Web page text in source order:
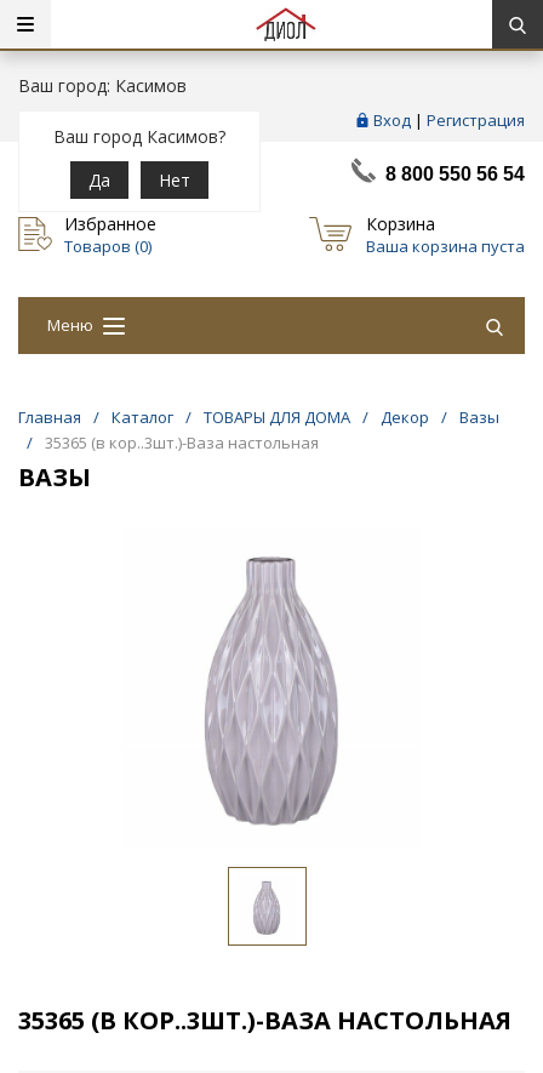
Ваш город: Касимов
Ваш город Касимов?
Да
Нет
Вход | Регистрация
8 800 550 56 54
Избранное
Товаров (0)
Корзина
Ваша корзина пуста
Меню
Главная / Каталог / ТОВАРЫ ДЛЯ ДОМА / Декор / Вазы
/ 35365 (в кор..3шт.)-Ваза настольная
ВАЗЫ
35365 (В КОР..3ШТ.)-ВАЗА НАСТОЛЬНАЯ